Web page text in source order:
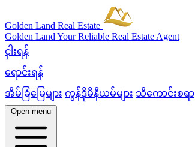
Golden Land Real Estate
Golden Land Your Reliable Real Estate Agent
ငှါးရန်
ရောင်းရန်
အိမ်ခြံမြေများ ကွန်ဒိုမီနီယမ်များ သိကောင်းစရာ
Open menu